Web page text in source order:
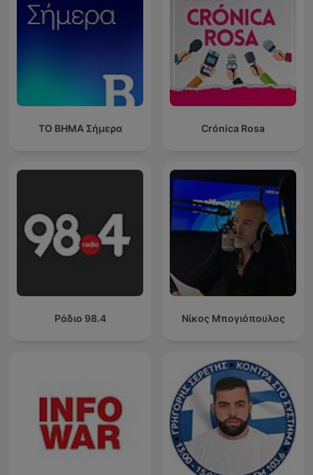
ΤΟ ΒΗΜΑ Σήμερα Crónica Rosa
Ράδιο 98.4 Νίκος Μπογιόπουλος